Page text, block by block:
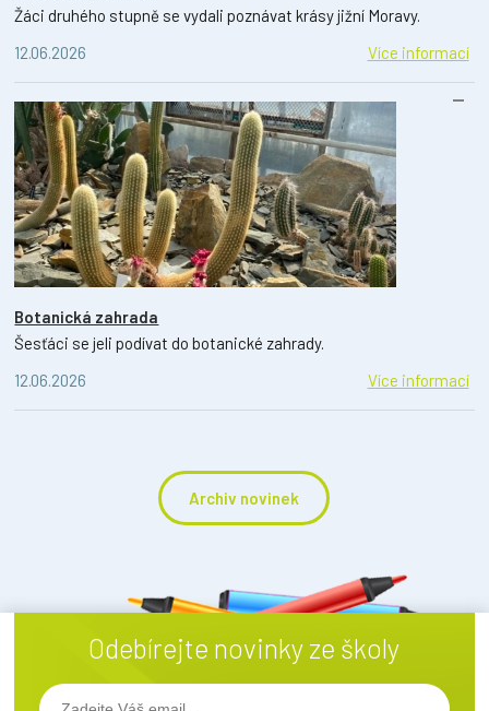
Žáci druhého stupně se vydali poznávat krásy jižní Moravy.
12.06.2026
Více informací
Botanická zahrada
Šesťáci se jeli podívat do botanické zahrady.
12.06.2026
Více informací
Archiv novinek
Odebírejte novinky ze školy